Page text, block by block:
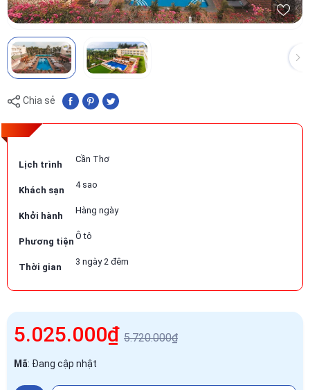
Chia sẻ
Lịch trình
Cần Thơ
Khách sạn
4 sao
Khởi hành
Hàng ngày
Phương tiện
Ô tô
Thời gian
3 ngày 2 đêm
5.025.000₫ 5.720.000₫
Mã: Đang cập nhật